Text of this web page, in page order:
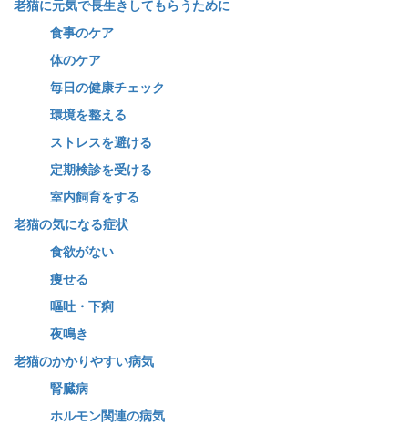
老猫に元気で長生きしてもらうために
食事のケア
体のケア
毎日の健康チェック
環境を整える
ストレスを避ける
定期検診を受ける
室内飼育をする
老猫の気になる症状
食欲がない
痩せる
嘔吐・下痢
夜鳴き
老猫のかかりやすい病気
腎臓病
ホルモン関連の病気